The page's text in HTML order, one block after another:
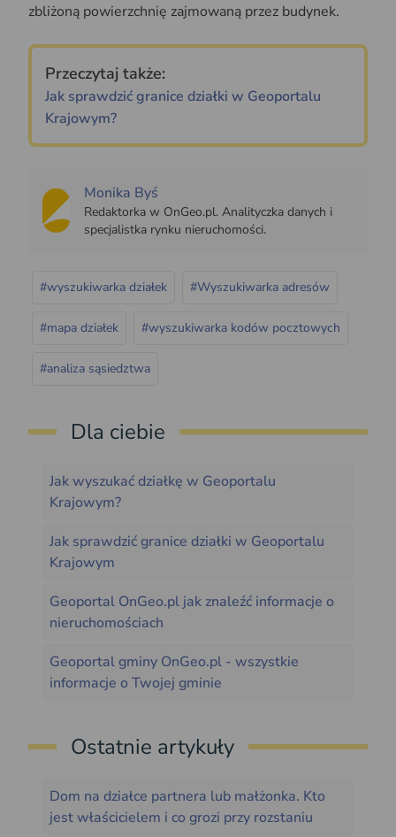
zbliżoną powierzchnię zajmowaną przez budynek.
Przeczytaj także:
Jak sprawdzić granice działki w Geoportalu
Krajowym?
Monika Byś
Redaktorka w OnGeo.pl. Analityczka danych i
specjalistka rynku nieruchomości.
#wyszukiwarka działek #Wyszukiwarka adresów
#mapa działek #wyszukiwarka kodów pocztowych
#analiza sąsiedztwa
Dla ciebie
Jak wyszukać działkę w Geoportalu
Krajowym?
Jak sprawdzić granice działki w Geoportalu
Krajowym
Geoportal OnGeo.pl jak znaleźć informacje o
nieruchomościach
Geoportal gminy OnGeo.pl - wszystkie
informacje o Twojej gminie
Ostatnie artykuły
Dom na działce partnera lub małżonka. Kto
jest właścicielem i co grozi przy rozstaniu